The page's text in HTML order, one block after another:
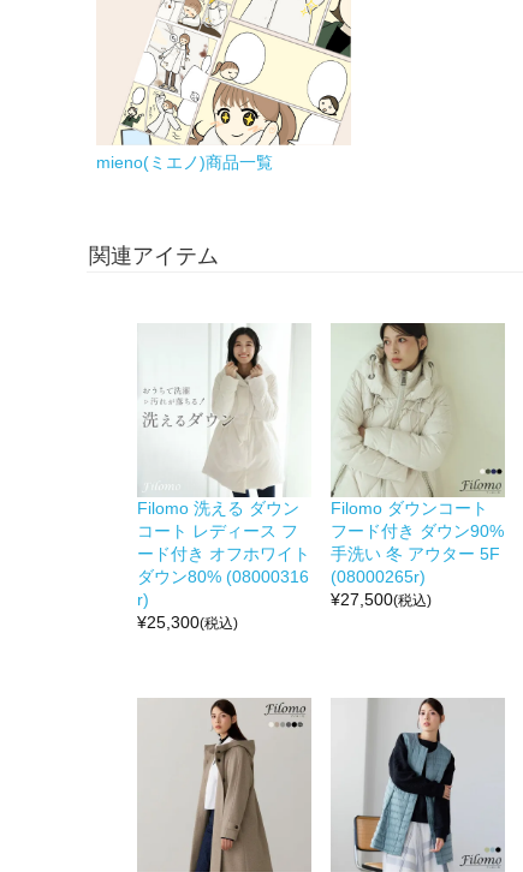
mieno(ミエノ)商品一覧
関連アイテム
Filomo 洗える ダウン
コート レディース フ
ード付き オフホワイト
ダウン80% (08000316
r)
¥25,300(税込)
Filomo ダウンコート
フード付き ダウン90%
手洗い 冬 アウター 5F
(08000265r)
¥27,500(税込)